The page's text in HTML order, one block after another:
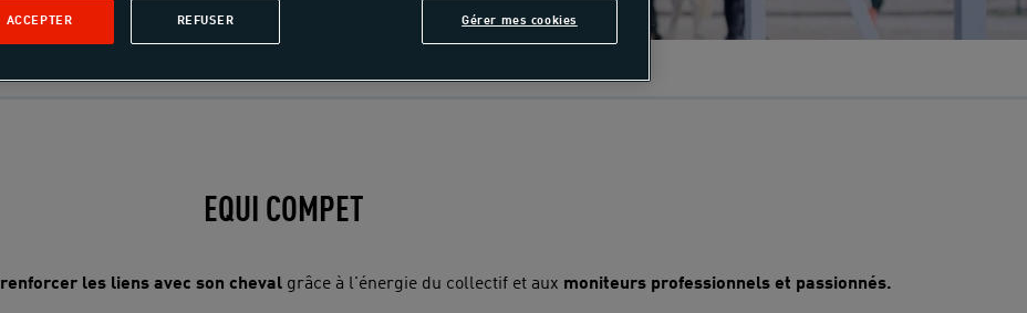
EQUI COMPET
renforcer les liens avec son cheval grâce à l'énergie du collectif et aux moniteurs professionnels et passionnés.
Gérer mes cookies
REFUSER
ACCEPTER